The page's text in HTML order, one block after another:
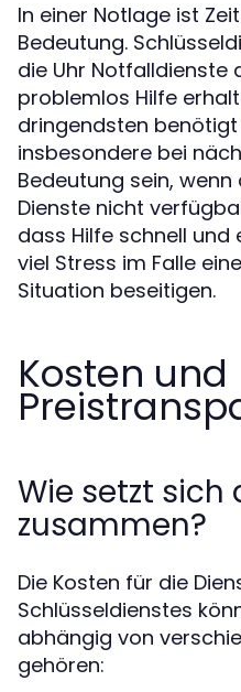
In einer Notlage ist
Bedeutung.
die Uhr Notfalldienste
problemlos Hilfe
dringendsten benötigt
insbesondere bei
Bedeutung sein,
Dienste nicht
dass Hilfe schnell
viel Stress im Falle
Situation beseitigen.
Kosten und
Wie setzt sich
zusammen?
Die Kosten für die
Schlüsseldienstes
abhängig von
gehören: